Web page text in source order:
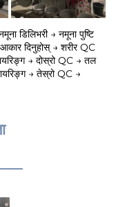
डिलिभरी → नमूना पुष्टि
दिनुहोस् → शरीर QC
→ दोस्रो QC → तल
→ तेस्रो QC →